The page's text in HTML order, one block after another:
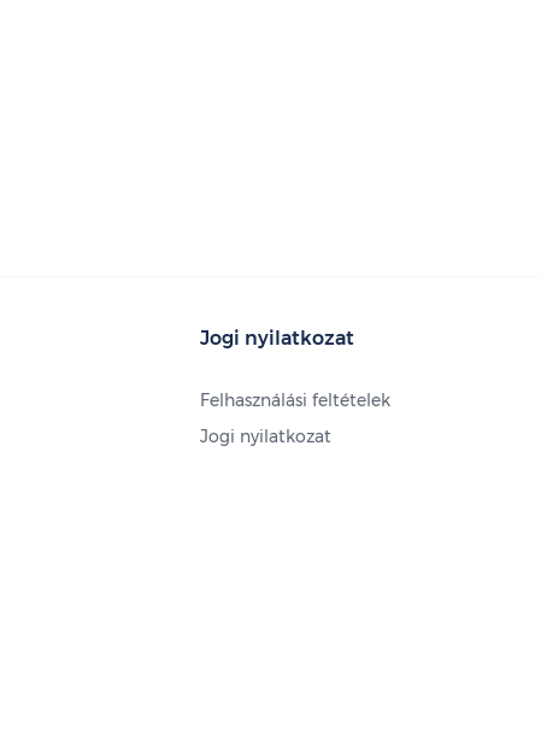
Jogi nyilatkozat
Felhasználási feltételek
Jogi nyilatkozat